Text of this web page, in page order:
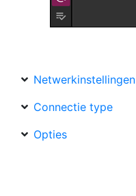
Netwerkinstellingen
Connectie type
Opties